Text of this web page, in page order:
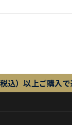
込）以上ご購入